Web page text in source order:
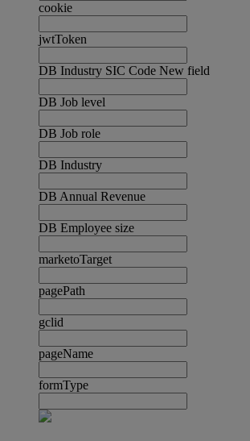
cookie
jwtToken
DB Industry SIC Code New field
DB Job level
DB Job role
DB Industry
DB Annual Revenue
DB Employee size
marketoTarget
pagePath
gclid
pageName
formType